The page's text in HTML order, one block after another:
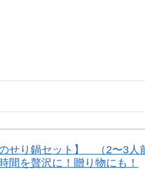
のせり鍋セット】 （2〜3人
間を贅沢に！贈り物にも！